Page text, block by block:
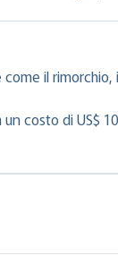
il
costo di US$